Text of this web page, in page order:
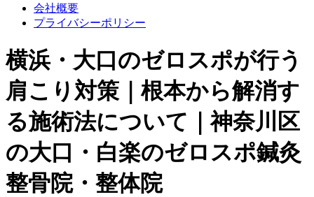
会社概要
プライバシーポリシー
横浜・大口のゼロスポが行う
肩こり対策｜根本から解消す
る施術法について｜神奈川区
の大口・白楽のゼロスポ鍼灸
整骨院・整体院